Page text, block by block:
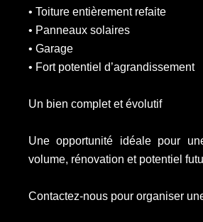
• Toiture entièrement refaite
• Panneaux solaires
• Garage
• Fort potentiel d’agrandissement
Un bien complet et évolutif
Une opportunité idéale pour
volume, rénovation et potentiel
Contactez-nous pour organiser